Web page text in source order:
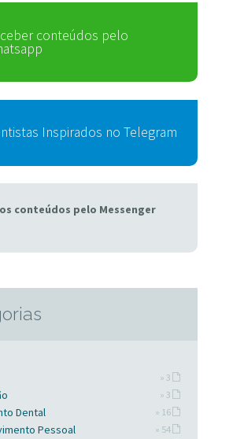
conteúdos pelo
Inspirados no Telegram
conteúdos pelo Messenger
» 3
» 3
Dental » 16
Pessoal » 54